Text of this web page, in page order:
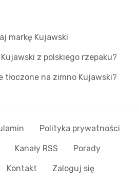
markę Kujawski
z polskiego rzepaku?
tłoczone na zimno Kujawski?
Polityka prywatności
Kanały RSS Porady
Kontakt Zaloguj się